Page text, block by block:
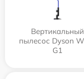
Вертикальный
пылесос Dyson
G1